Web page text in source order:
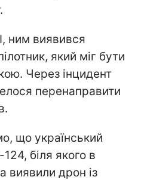
ним виявився
який міг бути
Через інцидент
перенаправити
що український
біля якого в
виявили дрон із